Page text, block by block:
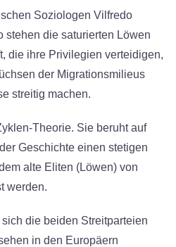
Soziologen Vilfredo
stehen die saturierten Löwen
die ihre Privilegien verteidigen,
der Migrationsmilieus
streitig machen.
Theorie. Sie beruht auf
Geschichte einen stetigen
alte Eliten (Löwen) von
werden.
die beiden Streitparteien
in den Europäern